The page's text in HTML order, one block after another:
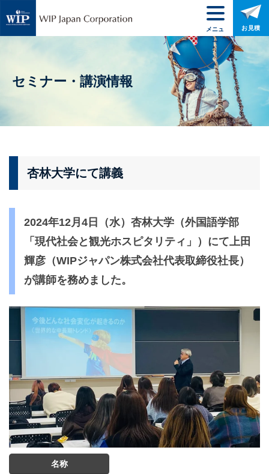
セミナー・講演情報
杏林大学にて講義
2024年12月4日（水）杏林大学（外国語学部
「現代社会と観光ホスピタリティ」）にて上田
輝彦（WIPジャパン株式会社代表取締役社長）
が講師を務めました。
名称
メニュ
ー
お見積